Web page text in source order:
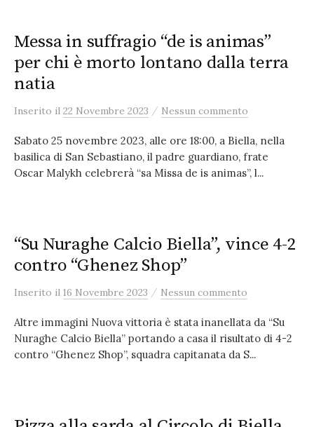
Messa in suffragio “de is animas”
per chi è morto lontano dalla terra
natia
Inserito il 22 Novembre 2023 / Nessun commento
Sabato 25 novembre 2023, alle ore 18:00, a Biella, nella
basilica di San Sebastiano, il padre guardiano, frate
Oscar Malykh celebrerà “sa Missa de is animas”, l...
“Su Nuraghe Calcio Biella”, vince 4-2
contro “Ghenez Shop”
Inserito il 16 Novembre 2023 / Nessun commento
Altre immagini Nuova vittoria è stata inanellata da “Su
Nuraghe Calcio Biella” portando a casa il risultato di 4-2
contro “Ghenez Shop”, squadra capitanata da S...